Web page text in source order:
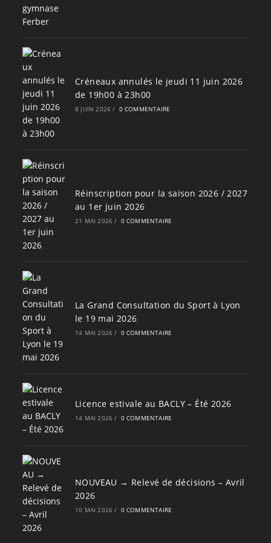
Créneaux annulés le jeudi 11 juin 2026
de 19h00 à 23h00
8 JUIN 2026 / 0 COMMENTAIRE
Réinscription pour la saison 2026 / 2027
au 1er juin 2026
21 MAI 2026 / 0 COMMENTAIRE
La Grand Consultation du Sport à Lyon
le 19 mai 2026
14 MAI 2026 / 0 COMMENTAIRE
Licence estivale au BACLY – Été 2026
14 MAI 2026 / 0 COMMENTAIRE
NOUVEAU → Relevé de décisions – Avril
2026
10 MAI 2026 / 0 COMMENTAIRE